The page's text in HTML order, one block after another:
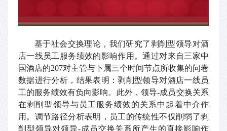
基于社会交换理论，我们研究了剥削型领导对酒
店一线员工服务绩效的影响作用。通过对来自三家中
国酒店的207对主管与下属三个时间节点所收集的问卷
数据进行分析，结果表明：剥削型领导对酒店一线员
工的服务绩效有负向影响。此外，领导-成员交换关系
在剥削型领导与员工服务绩效的关系中起着中介作
用。调节路径分析表明，员工的传统性不仅削弱了剥
削型领导对领导-成员交换关系所产生的直接影响作